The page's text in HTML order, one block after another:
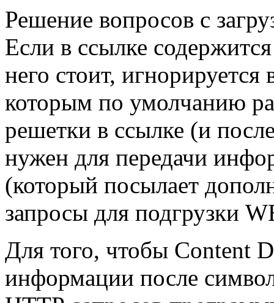
Решение вопросов с
Если в ссылке
него стоит,
которым по умолчанию
решетки в ссылке (и
нужен для передачи
(который посылает
запросы для подгрузки
Для того, чтобы Content
информации после